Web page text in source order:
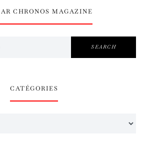
CHRONOS MAGAZINE
SEARCH
CATÉGORIES